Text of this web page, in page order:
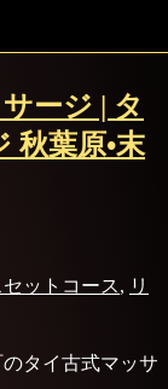
ージ | タ
秋葉原•末
ットコース, リ
タイ古式マッサ